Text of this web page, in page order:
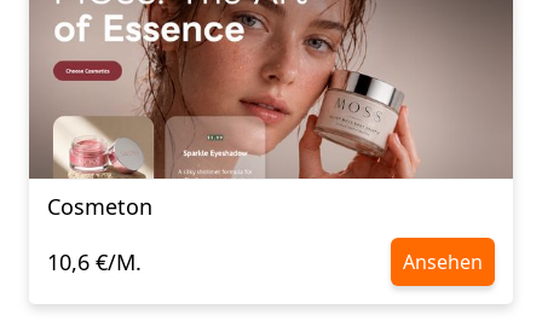
Cosmeton
10,6 €/M.
Ansehen